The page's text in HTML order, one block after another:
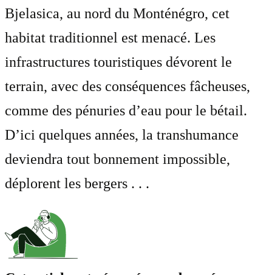
Bjelasica, au nord du Monténégro, cet
habitat traditionnel est menacé. Les
infrastructures touristiques dévorent le
terrain, avec des conséquences fâcheuses,
comme des pénuries d’eau pour le bétail.
D’ici quelques années, la transhumance
deviendra tout bonnement impossible,
déplorent les bergers . . .